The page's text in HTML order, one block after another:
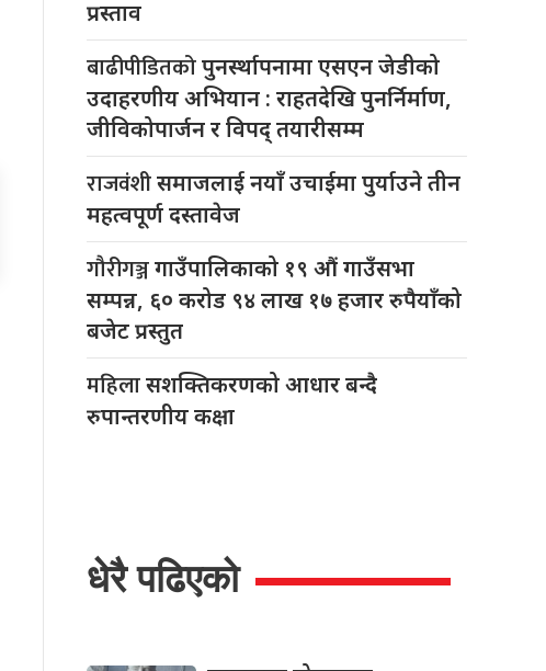
प्रस्ताव
बाढीपीडितकोपुनर्स्थापनामा एसएन जेडीको
उदाहरणीय अभियान : राहतदेखि पुनर्निर्माण,
जीविकोपार्जन र विपद् तयारीसम्म
राजवंशीसमाजलाई नयाँ उचाईमा पुर्याउने तीन
महत्वपूर्ण दस्तावेज
गौरीगञ्जगाउँपालिकाको १९ औं गाउँसभा
सम्पन्न, ६० करोड ९४ लाख १७ हजार रुपैयाँको
बजेट प्रस्तुत
महिलासशक्तिकरणको आधार बन्दै
रुपान्तरणीय कक्षा
धेरै पढिएको